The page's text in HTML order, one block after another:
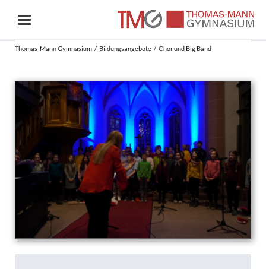
Thomas-Mann Gymnasium Bildungsangebote Chor und Big Band